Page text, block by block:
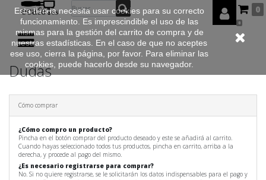
0
0
Dudas
Cómo comprar
¿Cómo compro un producto?
Pincha en el botón comprar del producto deseado y este se añadirá al carrito.
Cuando hayas seleccionado todos tus productos, pincha en carrito, arriba a la
derecha, y procede al pago del mismo.
¿Es necesario registrarse para comprar?
No. Si no quiere registrarse, se le solicitarán los datos indispensables para el pago y
Esta tienda necesita usar cookies para su correcto
funcionamiento. Es imprescindible el uso de las
mismas para la gestión del carrito de compra y de
nuestras estadísticas. En el caso de que no aceptes
ese uso, cierra la página, por favor. Para eliminar las
cookies, puede hacerlo desde su navegador.